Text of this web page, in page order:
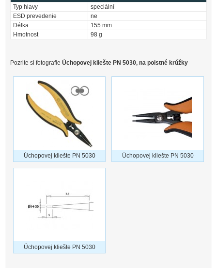
Typ hlavy
speciální
ESD prevedenie
ne
Délka
155 mm
Hmotnost
98 g
Pozrite si fotografie Úchopovej kliešte PN 5030, na poistné krúžky
Úchopovej kliešte PN 5030 Úchopovej kliešte PN 5030
Úchopovej kliešte PN 5030